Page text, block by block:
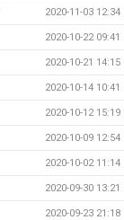
2020-11-03 12:34
2020-10-22 09:41
2020-10-21 14:15
2020-10-14 10:41
2020-10-12 15:19
2020-10-09 12:54
2020-10-02 11:14
2020-09-30 13:21
2020-09-23 21:18